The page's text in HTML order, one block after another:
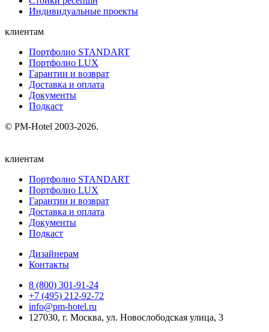
Индивидуальные проекты
клиентам
Портфолио STANDART
Портфолио LUX
Гарантии и возврат
Доставка и оплата
Документы
Подкаст
© PM-Hotel 2003-2026.
клиентам
Портфолио STANDART
Портфолио LUX
Гарантии и возврат
Доставка и оплата
Документы
Подкаст
Дизайнерам
Контакты
8 (800) 301‑91‑24
+7 (495) 212‑92‑72
info@pm-hotel.ru
127030, г. Москва, ул. Новослободская улица, 3